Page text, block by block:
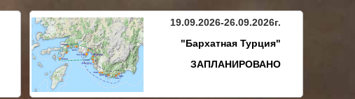
19.09.2026-26.09.2026г.
"Бархатная Турция"
ЗАПЛАНИРОВАНО